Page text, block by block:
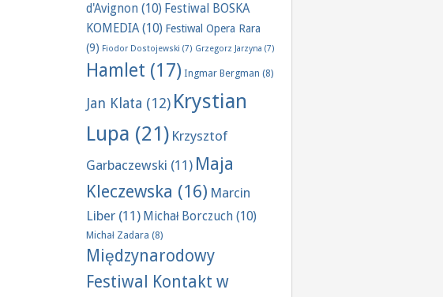
d'Avignon (10) Festiwal BOSKA
KOMEDIA(10) Festiwal Opera Rara
(9) Fiodor Dostojewski (7) Grzegorz Jarzyna (7)
Hamlet (17) Ingmar Bergman (8)
Jan Klata (12) Krystian
Lupa (21) Krzysztof
Garbaczewski (11) Maja
Kleczewska (16) Marcin
Liber (11) Michał Borczuch (10)
Michał Zadara (8)
Międzynarodowy
Festiwal Kontakt w